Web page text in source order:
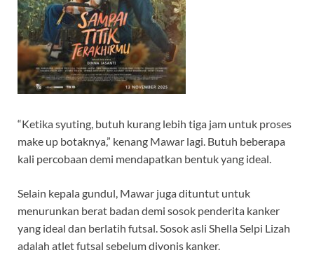
“Ketika syuting, butuh kurang lebih tiga jam untuk proses
make up botaknya,” kenang Mawar lagi. Butuh beberapa
kali percobaan demi mendapatkan bentuk yang ideal.
Selain kepala gundul, Mawar juga dituntut untuk
menurunkan berat badan demi sosok penderita kanker
yang ideal dan berlatih futsal. Sosok asli Shella Selpi Lizah
adalah atlet futsal sebelum divonis kanker.